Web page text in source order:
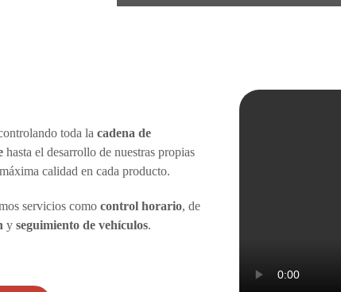
toda la cadena de
hasta el desarrollo de nuestras propias
calidad en cada producto.
servicios como control horario, de
y seguimiento de vehículos.